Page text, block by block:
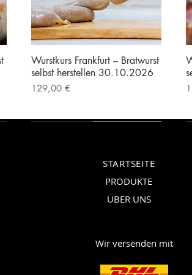
Wurstkurs Frankfurt – Bratwurst
selbst herstellen 30.10.2026
Preis
129,00 €
Berkel Icon Line 170
Wilfa Probaker NXT KM4B-
STARTSEITE
PRODUKTE
ÜBER UNS
Wir versenden mit